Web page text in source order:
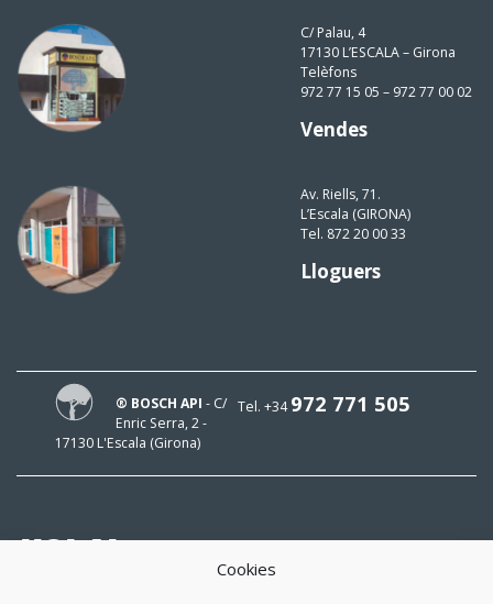
Cookies
C/ Palau, 4
17130 L’ESCALA – Girona
Telèfons
972 77 15 05 – 972 77 00 02
Vendes
Av. Riells, 71.
L’Escala (GIRONA)
Tel. 872 20 00 33
Lloguers
Tel. +34972 771 505
® BOSCH API - C/
Enric Serra, 2 -
17130 L'Escala (Girona)
HOLA!